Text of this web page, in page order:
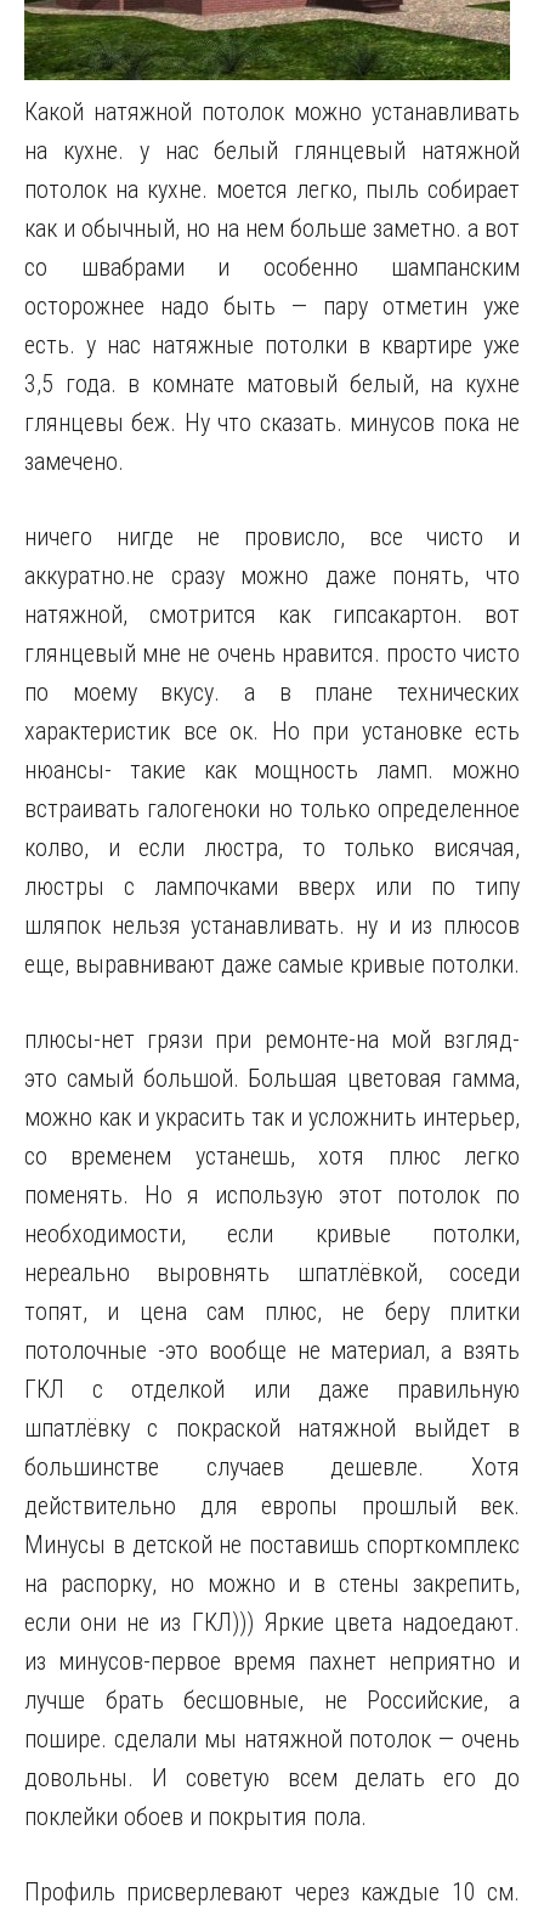
Какой натяжной потолок можно устанавливать
на кухне. у нас белый глянцевый натяжной
потолок на кухне. моется легко, пыль собирает
как и обычный, но на нем больше заметно. а вот
со швабрами и особенно шампанским
осторожнее надо быть — пару отметин уже
есть. у нас натяжные потолки в квартире уже
3,5 года. в комнате матовый белый, на кухне
глянцевы беж. Ну что сказать. минусов пока не
замечено.
ничего нигде не провисло, все чисто и
аккуратно.не сразу можно даже понять, что
натяжной, смотрится как гипсакартон. вот
глянцевый мне не очень нравится. просто чисто
по моему вкусу. а в плане технических
характеристик все ок. Но при установке есть
нюансы- такие как мощность ламп. можно
встраивать галогеноки но только определенное
колво, и если люстра, то только висячая,
люстры с лампочками вверх или по типу
шляпок нельзя устанавливать. ну и из плюсов
еще, выравнивают даже самые кривые потолки.
плюсы-нет грязи при ремонте-на мой взгляд-
это самый большой. Большая цветовая гамма,
можно как и украсить так и усложнить интерьер,
со временем устанешь, хотя плюс легко
поменять. Но я использую этот потолок по
необходимости, если кривые потолки,
нереально выровнять шпатлёвкой, соседи
топят, и цена сам плюс, не беру плитки
потолочные -это вообще не материал, а взять
ГКЛ с отделкой или даже правильную
шпатлёвку с покраской натяжной выйдет в
большинстве случаев дешевле. Хотя
действительно для европы прошлый век.
Минусы в детской не поставишь спорткомплекс
на распорку, но можно и в стены закрепить,
если они не из ГКЛ))) Яркие цвета надоедают.
из минусов-первое время пахнет неприятно и
лучше брать бесшовные, не Российские, а
пошире. сделали мы натяжной потолок — очень
довольны. И советую всем делать его до
поклейки обоев и покрытия пола.
Профиль присверлевают через каждые 10 см.